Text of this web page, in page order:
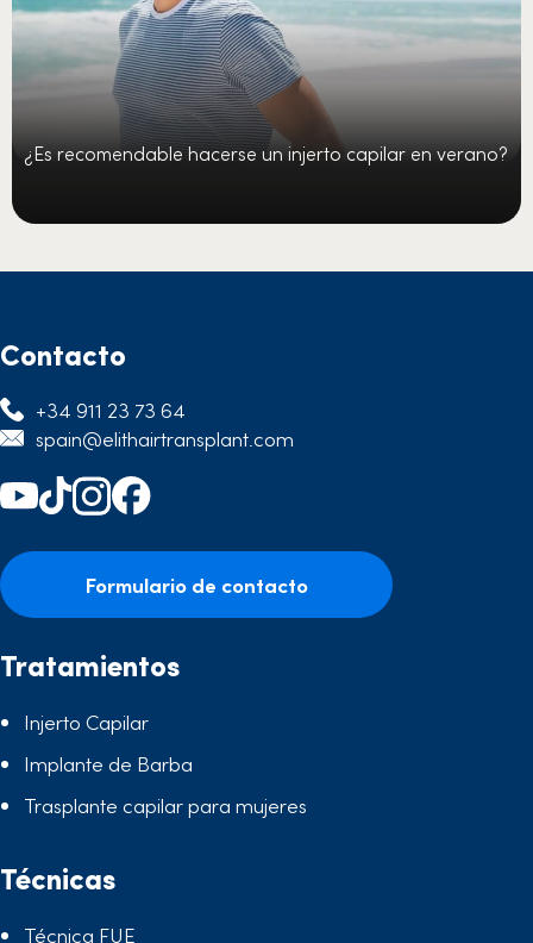
¿Es recomendable hacerse un injerto capilar en verano?
Contacto
+34 911 23 73 64
spain@elithairtransplant.com
Formulario de contacto
Tratamientos
Injerto Capilar
Implante de Barba
Trasplante capilar para mujeres
Técnicas
Técnica FUE